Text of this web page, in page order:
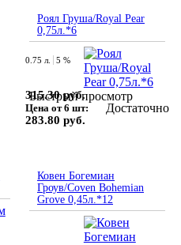
Роял Груша/Royal Pear
0,75л.*6
Быстрый просмотр
0.75 л. 5 %
315.30 руб.
Цена от 6 шт:
283.80 руб.
Достаточно
Ковен Богемиан
Гроув/Coven Bohemian
Grove 0,45л.*12